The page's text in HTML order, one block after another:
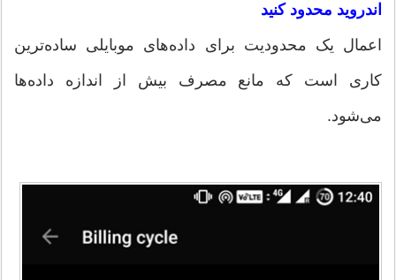
اندروید محدود کنید
اعمال یک محدودیت برای داده‌های موبایلی ساده‌ترین
کاری است که مانع مصرف بیش از اندازه داده‌ها
می‌شود.